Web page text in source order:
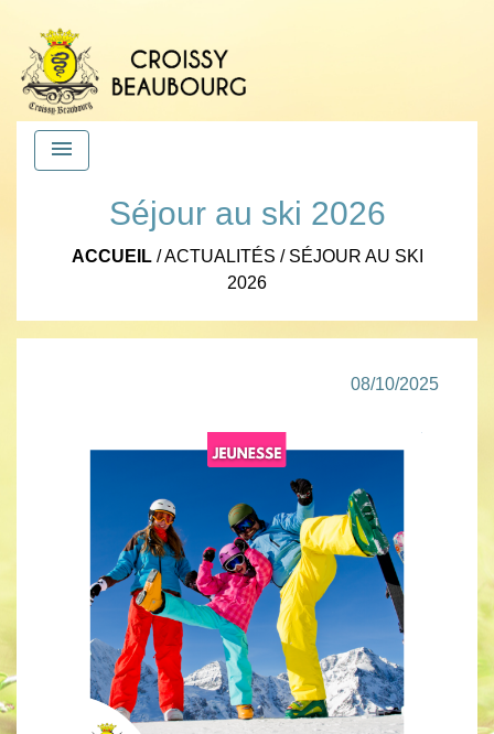
menu
Séjour au ski 2026
ACCUEIL/ACTUALITÉS / SÉJOUR AU SKI
2026
08/10/2025